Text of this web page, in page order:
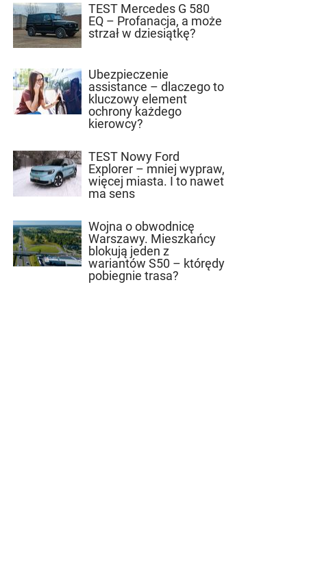
TEST Mercedes G 580
EQ – Profanacja, a może
strzał w dziesiątkę?
Ubezpieczenie
assistance – dlaczego to
kluczowy element
ochrony każdego
kierowcy?
TEST Nowy Ford
Explorer – mniej wypraw,
więcej miasta. I to nawet
ma sens
Wojna o obwodnicę
Warszawy. Mieszkańcy
blokują jeden z
wariantów S50 – którędy
pobiegnie trasa?